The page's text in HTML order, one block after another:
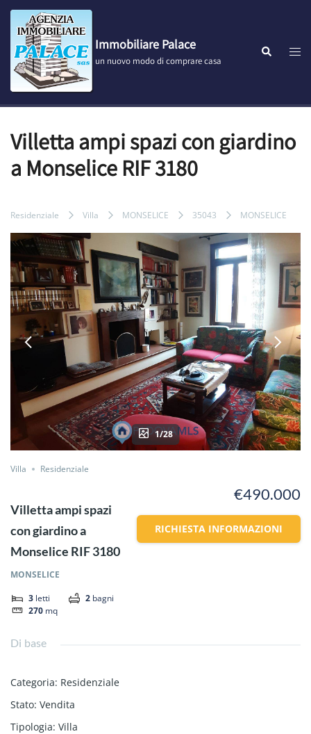
Vai
contenuto
Immobiliare Palace
un nuovo modo di comprare casa
Cerca
Villetta ampi spazi con giardino
a Monselice RIF 3180
Residenziale Villa MONSELICE 35043 MONSELICE
1/28
Villa Residenziale
Villetta ampi spazi
con giardino a
Monselice RIF 3180
MONSELICE
3 letti 2 bagni
270 mq
€490.000
RICHIESTA INFORMAZIONI
Di base
Categoria: Residenziale
Stato: Vendita
Tipologia: Villa